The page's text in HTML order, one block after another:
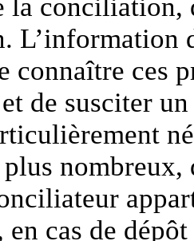
la
L’information
connaître ces
de susciter
en cas de